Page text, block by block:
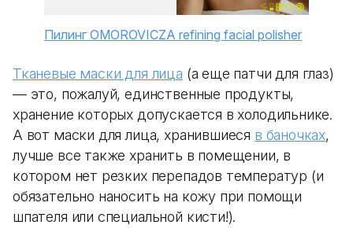
Пилинг OMOROVICZA refining facial polisher
Тканевые маски для лица (а еще патчи для глаз)
— это, пожалуй, единственные продукты,
хранение которых допускается в холодильнике.
А вот маски для лица, хранившиеся в баночках,
лучше все также хранить в помещении, в
котором нет резких перепадов температур (и
обязательно наносить на кожу при помощи
шпателя или специальной кисти!).